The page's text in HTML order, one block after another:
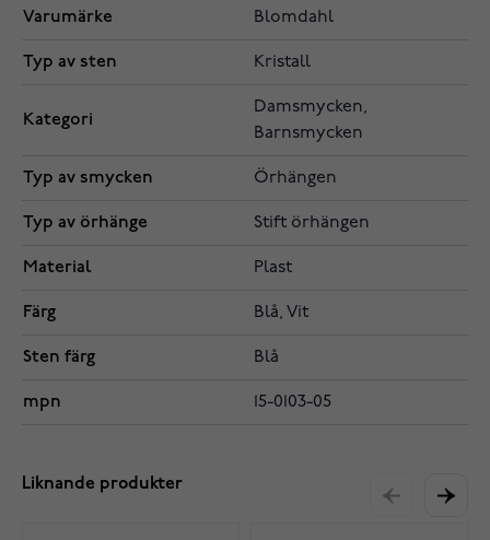
Varumärke Blomdahl
Typ av sten Kristall
Kategori
Damsmycken,
Barnsmycken
Typ av smycken Örhängen
Typ av örhänge Stift örhängen
Material Plast
Färg Blå, Vit
Sten färg Blå
mpn 15-0103-05
Liknande produkter